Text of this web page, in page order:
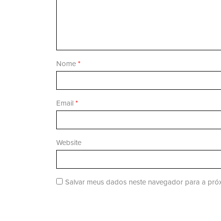
Nome *
Email *
Website
Salvar meus dados neste navegador para a